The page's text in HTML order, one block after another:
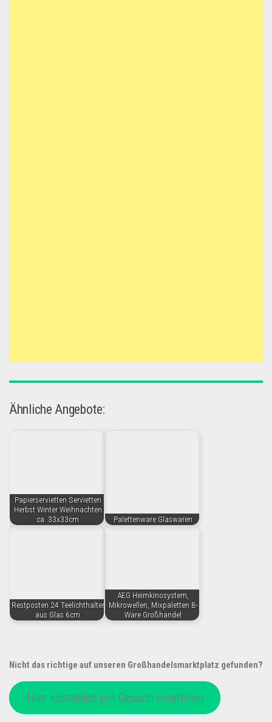
Ähnliche Angebote:
Papierservietten Servietten
Herbst Winter Weihnachten
ca. 33x33cm
Palettenware Glaswaren
Restposten 24 Teelichthalter
aus Glas 6cm
AEG Heimkinosystem,
Mikrowellen, Mixpaletten B-
Ware Großhandel
Nicht das richtige auf unseren Großhandelsmarktplatz gefunden?
Hier kostenlos ein Gesuch einstellen